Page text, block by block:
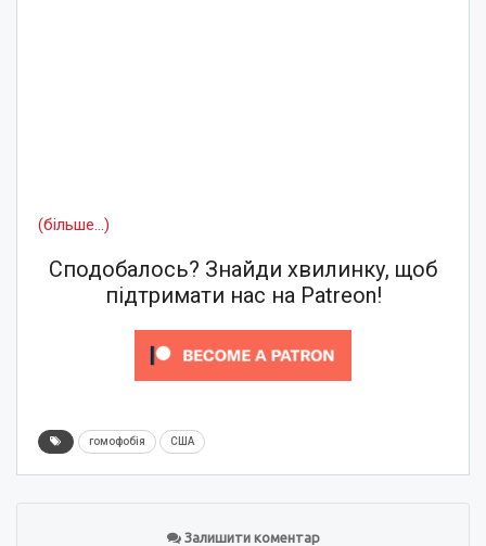
(більше…)
Сподобалось? Знайди хвилинку, щоб
підтримати нас на Patreon!
гомофобія США
Залишити коментар